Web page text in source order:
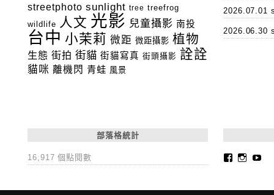
streetphoto sunlight tree treefrog
wildlife 人文 光影 兒童攝影 南投
台中 小茉莉 微距 微距攝影 植物
生態 街拍 街貓 街貓寫真 街頭攝影 詮詮
貓咪 離機閃 青蛙 風景
2026.07.01
2026.06.30
部落格統計
16,917 個點閱數